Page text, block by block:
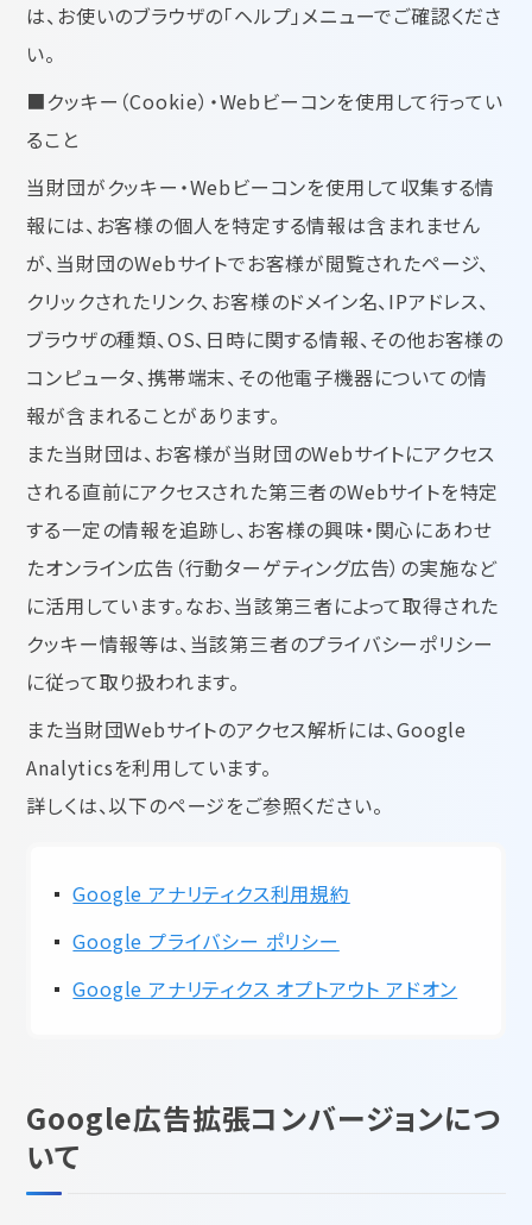
は、お使いのブラウザの「ヘルプ」メニューでご確認くださ
い。
■クッキー（Cookie）・Webビーコンを使用して行ってい
ること
当財団がクッキー・Webビーコンを使用して収集する情
報には、お客様の個人を特定する情報は含まれません
が、当財団のWebサイトでお客様が閲覧されたページ、
クリックされたリンク、お客様のドメイン名、IPアドレス、
ブラウザの種類、OS、日時に関する情報、その他お客様の
コンピュータ、携帯端末、その他電子機器についての情
報が含まれることがあります。
また当財団は、お客様が当財団のWebサイトにアクセス
される直前にアクセスされた第三者のWebサイトを特定
する一定の情報を追跡し、お客様の興味・関心にあわせ
たオンライン広告（行動ターゲティング広告）の実施など
に活用しています。なお、当該第三者によって取得された
クッキー情報等は、当該第三者のプライバシーポリシー
に従って取り扱われます。
また当財団Webサイトのアクセス解析には、Google
Analyticsを利用しています。
詳しくは、以下のページをご参照ください。
Google アナリティクス利用規約
Google プライバシー ポリシー
Google アナリティクス オプトアウト アドオン
Google広告拡張コンバージョンにつ
いて